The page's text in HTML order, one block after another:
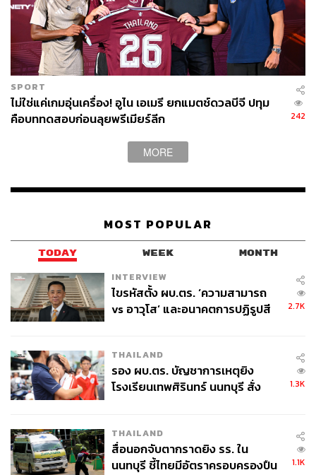
SPORT
ไม่ใช่แค่เกมอุ่นเครื่อง! อูไน เอเมรี ยกแมตช์ดวลบีจี ปทุม
คือบททดสอบก่อนลุยพรีเมียร์ลีก
242
MORE
MOST POPULAR
TODAY WEEK MONTH
INTERVIEW
ไขรหัสตั้ง ผบ.ตร. ‘ความสามารถ
vs อาวุโส’ และอนาคตการปฏิรูปสี
2.7K
THAILAND
รอง ผบ.ตร. บัญชาการเหตุยิง
โรงเรียนเทพศิรินทร์ นนทบุรี สั่ง
1.3K
THAILAND
สื่อนอกจับตากราดยิง รร. ใน
นนทบุรี ชี้ไทยมีอัตราครอบครองปืน
1.1K